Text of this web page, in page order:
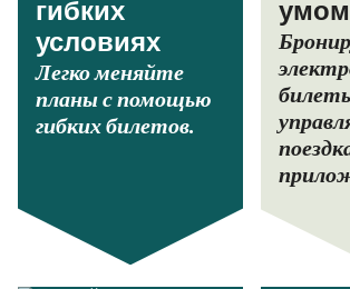
гибких
условиях
Легко меняйте
планы с помощью
гибких билетов.
умом